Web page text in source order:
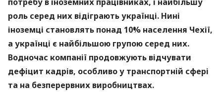
роль серед них відіграють українці. Нині
іноземці становлять понад 10% населення Чехії,
а українці є найбільшою групою серед них.
Водночас компанії продовжують відчувати
дефіцит кадрів, особливо у транспортній сфері
та на безперервних виробництвах.